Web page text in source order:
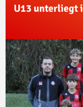
U13 unterliegt